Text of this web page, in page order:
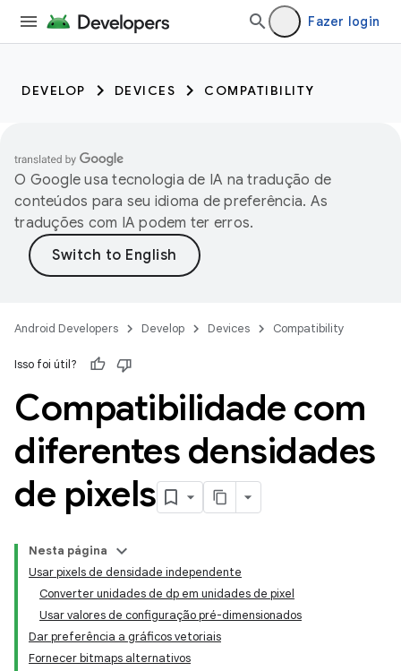
Fazer login
DEVELOP DEVICES COMPATIBILITY
O Google usa tecnologia de IA na tradução de
conteúdos para seu idioma de preferência. As
traduções com IA podem ter erros.
Android Developers Develop Devices Compatibility
Isso foi útil?
Compatibilidade com
diferentes densidades
de pixels
Nesta página
Usar pixels de densidade independente
Converter unidades de dp em unidades de pixel
Usar valores de configuração pré-dimensionados
Dar preferência a gráficos vetoriais
Fornecer bitmaps alternativos